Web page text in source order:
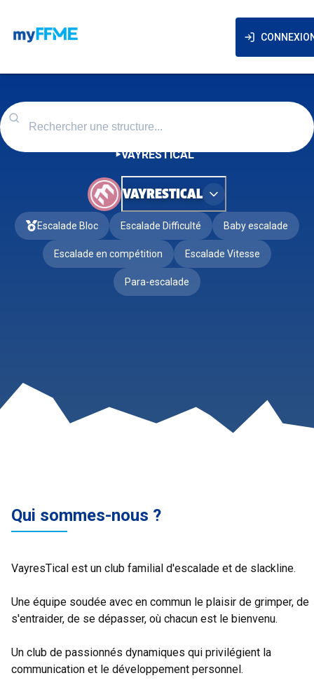
VAYRESTICAL
VAYRESTICAL
Escalade Bloc Escalade Difficulté Baby escalade
Escalade en compétition Escalade Vitesse
Para-escalade
Qui sommes-nous ?
VayresTical est un club familial d'escalade et de slackline.
Une équipe soudée avec en commun le plaisir de grimper, de
s'entraider, de se dépasser, où chacun est le bienvenu.
Un club de passionnés dynamiques qui privilégient la
communication et le développement personnel.